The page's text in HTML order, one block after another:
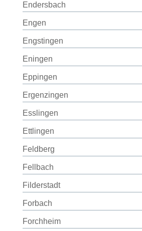
Endersbach
Engen
Engstingen
Eningen
Eppingen
Ergenzingen
Esslingen
Ettlingen
Feldberg
Fellbach
Filderstadt
Forbach
Forchheim